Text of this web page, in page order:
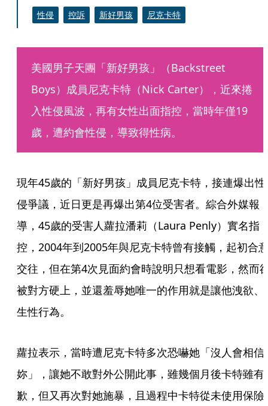
性侵 控訴 新好男孩 尼克卡特
美國男子天團「新好男孩」（Backstreet
Boys）成員尼克卡特（Nick Carter），近來捲
入性侵風波，再有女性出面指控，當時年僅19
歲，遭約會性侵，導致得性病。
現年45歲的「新好男孩」成員尼克卡特，接連爆出性
侵爭議，近日更是再爆出第4位受害者。綜合外媒報
導，45歲的受害人蘿拉潘莉（Laura Penly）實名指
控，2004年到2005年與尼克卡特曾有接觸，起初合
交往，但在第4次見面約會時說明只想看電影，然而
被對方硬上，並還羞辱她唯一的作用就是讓他洩欲、
生性行為。
蘿拉表示，當時遭尼克卡特多次恐嚇她「沒人會相信
妳」，讓她不敢對外公開此事，雖幾個月後卡特雖有
歉，但又再次對她施暴，且過程中卡特從未使用保險